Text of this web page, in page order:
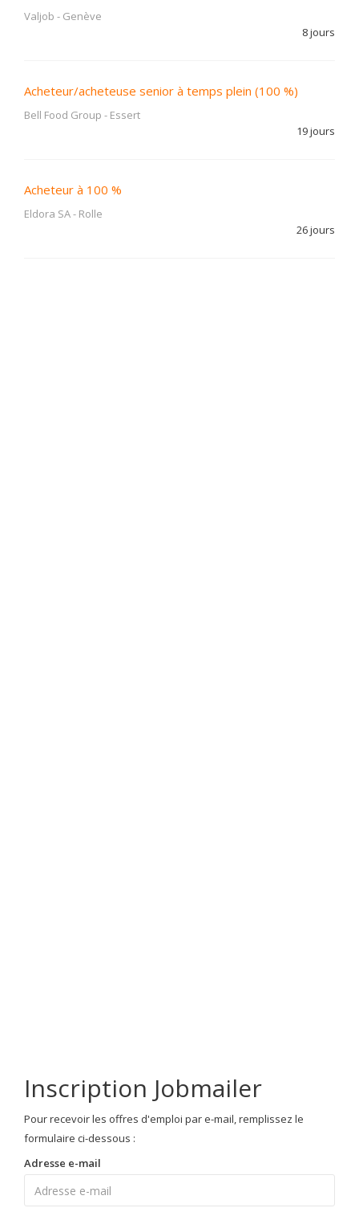
Valjob - Genève
8 jours
Acheteur/acheteuse senior à temps plein (100 %)
Bell Food Group - Essert
19 jours
Acheteur à 100 %
Eldora SA- Rolle
26 jours
Inscription Jobmailer
Pour recevoir les offres d'emploi par e-mail, remplissez le
formulaire ci-dessous :
Adresse e-mail